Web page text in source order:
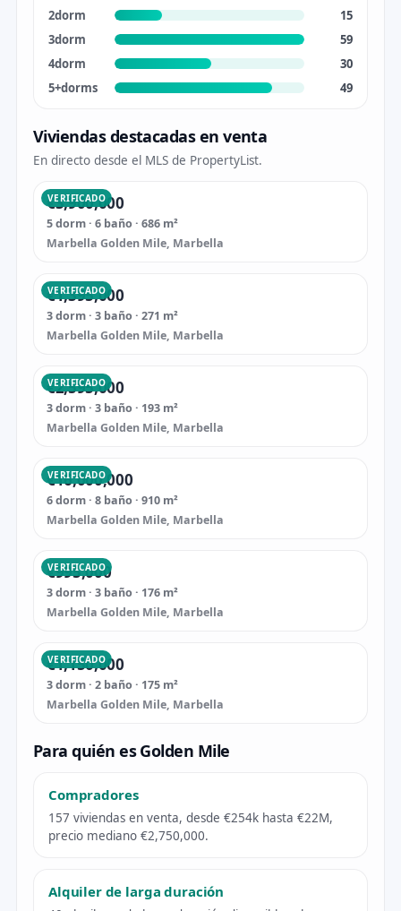
2dorm
15
3dorm
59
4dorm
30
5+dorms
49
Viviendas destacadas en venta
En directo desde el MLS de PropertyList.
VERIFICADO
€3,900,000
5 dorm · 6 baño · 686 m²
Marbella Golden Mile, Marbella
VERIFICADO
€1,395,000
3 dorm · 3 baño · 271 m²
Marbella Golden Mile, Marbella
VERIFICADO
€2,595,000
3 dorm · 3 baño · 193 m²
Marbella Golden Mile, Marbella
VERIFICADO
€16,000,000
6 dorm · 8 baño · 910 m²
Marbella Golden Mile, Marbella
VERIFICADO
€995,000
3 dorm · 3 baño · 176 m²
Marbella Golden Mile, Marbella
VERIFICADO
€1,150,000
3 dorm · 2 baño · 175 m²
Marbella Golden Mile, Marbella
Para quién es Golden Mile
Compradores
157 viviendas en venta, desde €254k hasta €22M,
precio mediano €2,750,000.
Alquiler de larga duración